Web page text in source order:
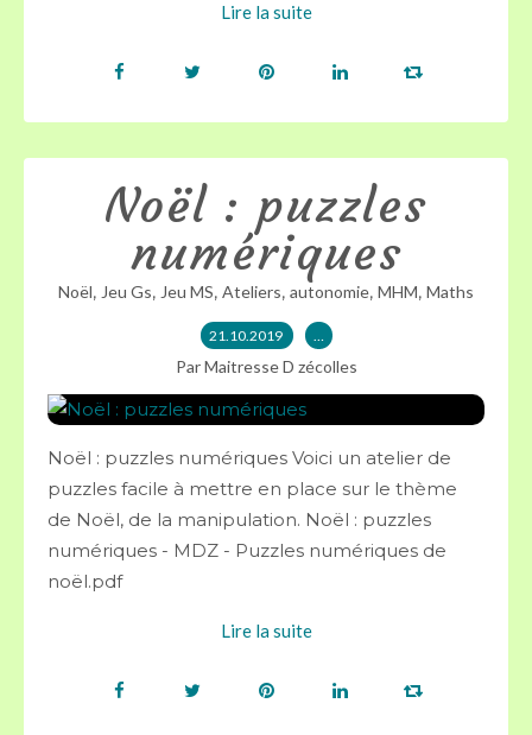
Lire la suite
Noël : puzzles
numériques
Noël, Jeu Gs, Jeu MS, Ateliers, autonomie, MHM, Maths
21.10.2019 …
Par Maitresse D zécolles
Noël : puzzles numériques Voici un atelier de
puzzles facile à mettre en place sur le thème
de Noël, de la manipulation. Noël : puzzles
numériques - MDZ - Puzzles numériques de
noël.pdf
Lire la suite